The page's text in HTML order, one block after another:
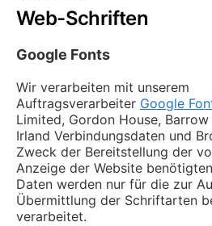
Web-Schriften
Google Fonts
Wir verarbeiten mit unserem
Auftragsverarbeiter Google
Limited, Gordon House,
Irland Verbindungsdaten und
Zweck der Bereitstellung der
Anzeige der Website
Daten werden nur für die zur
Übermittlung der Schriftarten
verarbeitet.